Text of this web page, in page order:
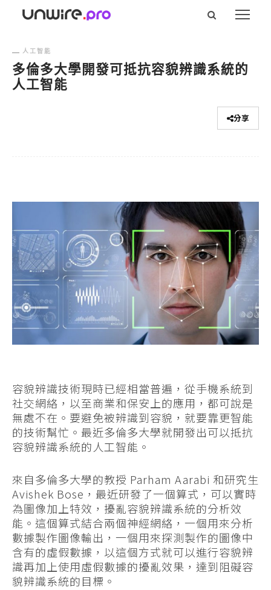
人工智能
多倫多大學開發可抵抗容貌辨識系統的
人工智能
分享
容貌辨識技術現時已經相當普遍，從手機系統到
社交網絡，以至商業和保安上的應用，都可說是
無處不在。要避免被辨識到容貌，就要靠更智能
的技術幫忙。最近多倫多大學就開發出可以抵抗
容貌辨識系統的人工智能。
來自多倫多大學的教授 Parham Aarabi 和研究生
Avishek Bose，最近研發了一個算式，可以實時
為圖像加上特效，擾亂容貌辨識系統的分析效
能。這個算式結合兩個神經網絡，一個用來分析
數據製作圖像輸出，一個用來探測製作的圖像中
含有的虛假數據，以這個方式就可以進行容貌辨
識再加上使用虛假數據的擾亂效果，達到阻礙容
貌辨識系統的目標。